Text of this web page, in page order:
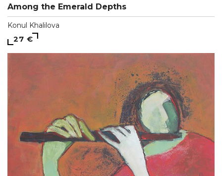
Among the Emerald Depths
Konul Khalilova
27 €